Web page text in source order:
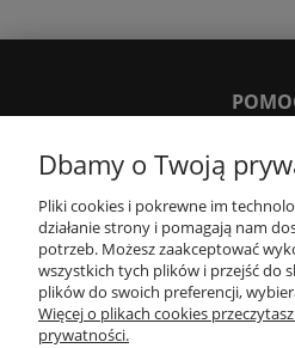
MOJE
PŁATNOŚCI I
Dbamy o Twoją
Pliki cookies i pokrewne im
działanie strony i pomagają nam
potrzeb. Możesz zaakceptować
wszystkich tych plików i przejść do
plików do swoich preferencji,
Więcej o plikach cookies
prywatności.